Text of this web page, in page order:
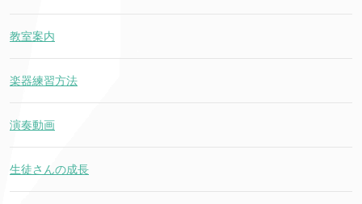
教室案内
楽器練習方法
演奏動画
生徒さんの成長